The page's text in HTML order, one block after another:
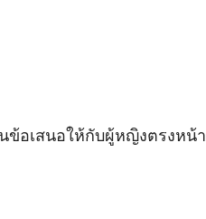
ข้อเสนอให้กับผู้หญิงตรงหน้า